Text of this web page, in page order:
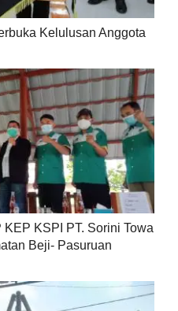
Kelulusan Anggota
KSPI PT. Sorini Towa
Beji- Pasuruan